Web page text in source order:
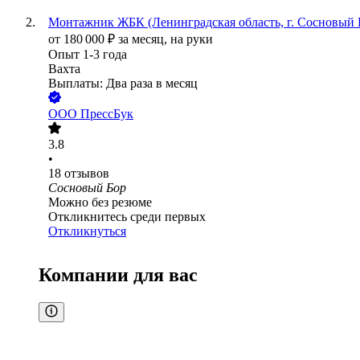
Монтажник ЖБК (Ленинградская область, г. Сосновый
от 180 000 ₽ за месяц, на руки
Опыт 1-3 года
Вахта
Выплаты: Два раза в месяц
ООО ПрессБук
3.8
•
18 отзывов
Сосновый Бор
Можно без резюме
Откликнитесь среди первых
Откликнуться
Компании для вас